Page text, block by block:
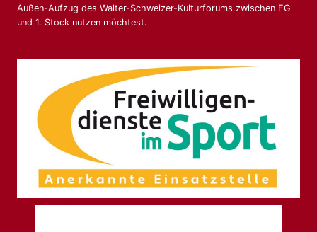
Außen-Aufzug des Walter-Schweizer-Kulturforums zwischen EG
und 1. Stock nutzen möchtest.